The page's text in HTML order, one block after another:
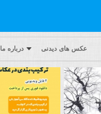
عکس های دیدنی درباره ما